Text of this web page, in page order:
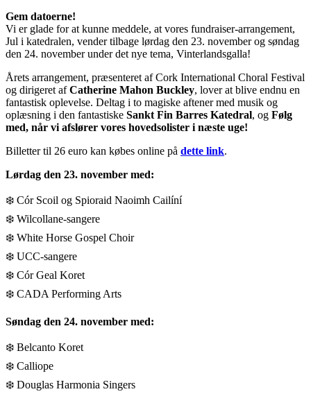
Gem datoerne!
Vi er glade for at kunne meddele, at vores fundraiser-arrangement,
Jul i katedralen, vender tilbage lørdag den 23. november og søndag
den 24. november under det nye tema, Vinterlandsgalla!
Årets arrangement, præsenteret af Cork International Choral Festival
og dirigeret afCatherine Mahon Buckley, lover at blive endnu en
fantastisk oplevelse. Deltag i to magiske aftener med musik og
oplæsning i den fantastiske Sankt Fin Barres Katedral, og Følg
med, når vi afslører vores hovedsolister i næste uge!
Billetter til 26 euro kan købes online på dette link.
Lørdag den 23. november med:
❄️ Cór Scoil og Spioraid Naoimh Cailíní
❄️ Wilcollane-sangere
❄️ White Horse Gospel Choir
❄️ UCC-sangere
❄️ Cór Geal Koret
❄️ CADA Performing Arts
Søndag den 24. november med:
❄️ Belcanto Koret
❄️ Calliope
❄️ Douglas Harmonia Singers